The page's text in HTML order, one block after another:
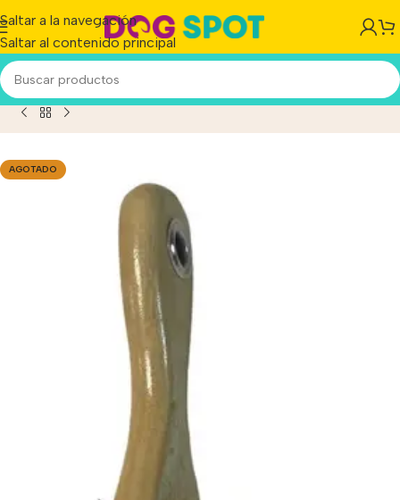
Saltar a la navegación
Saltar al contenido principal
Eurobrush Italiano Doble Para Mascotas Chico 17 Cm
AGOTADO